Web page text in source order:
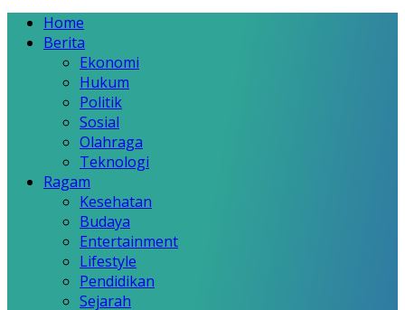
Home
Berita
Ekonomi
Hukum
Politik
Sosial
Olahraga
Teknologi
Ragam
Kesehatan
Budaya
Entertainment
Lifestyle
Pendidikan
Sejarah